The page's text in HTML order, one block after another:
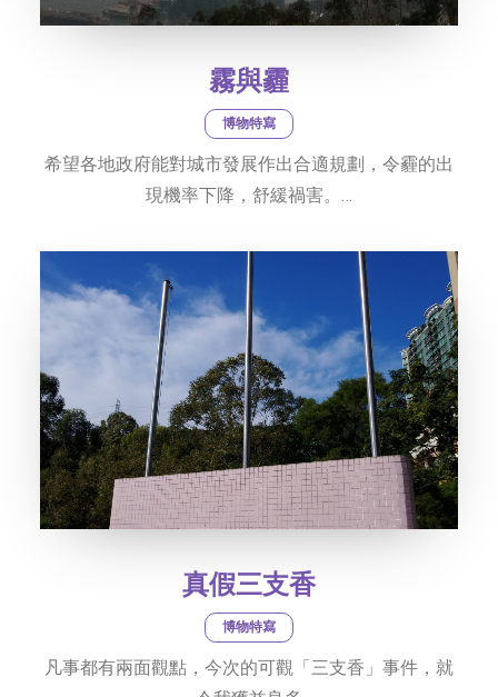
霧與霾
博物特寫
希望各地政府能對城市發展作出合適規劃，令霾的出
現機率下降，舒緩禍害。…
真假三支香
博物特寫
凡事都有兩面觀點，今次的可觀「三支香」事件，就